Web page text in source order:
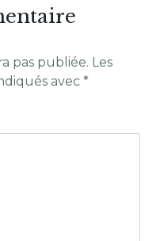
pas publiée. Les
avec *